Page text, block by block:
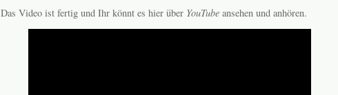
Das Video ist fertig und Ihr könnt es hier über YouTube ansehen und anhören.